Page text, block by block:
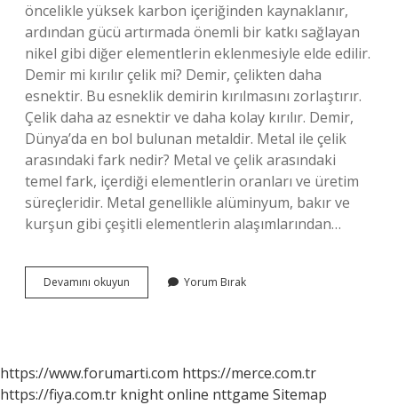
öncelikle yüksek karbon içeriğinden kaynaklanır,
ardından gücü artırmada önemli bir katkı sağlayan
nikel gibi diğer elementlerin eklenmesiyle elde edilir.
Demir mi kırılır çelik mi? Demir, çelikten daha
esnektir. Bu esneklik demirin kırılmasını zorlaştırır.
Çelik daha az esnektir ve daha kolay kırılır. Demir,
Dünya’da en bol bulunan metaldir. Metal ile çelik
arasındaki fark nedir? Metal ve çelik arasındaki
temel fark, içerdiği elementlerin oranları ve üretim
süreçleridir. Metal genellikle alüminyum, bakır ve
kurşun gibi çeşitli elementlerin alaşımlarından…
Devamını okuyun
Mi
Yorum Bırak
https://www.forumarti.com https://merce.com.tr
https://fiya.com.tr knight online nttgame Sitemap